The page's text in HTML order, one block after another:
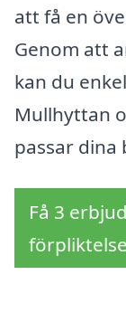
att få en
Genom att
kan du
Mullhyttan
passar dina
Få 3